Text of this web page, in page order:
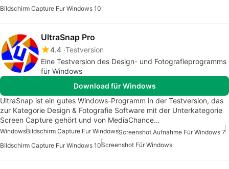
Bildschirm Capture Fur Windows 10
UltraSnap Pro
4.4 Testversion
Eine Testversion des Design- und Fotografieprogramms
für Windows
Download für Windows
UltraSnap ist ein gutes Windows-Programm in der Testversion, das
zur Kategorie Design & Fotografie Software mit der Unterkategorie
Screen Capture gehört und von MediaChance…
WindowsBildschirm Capture Fur WindowsScreenshot Aufnahme Für Windows 7
Bildschirm Capture Fur Windows 10Screenshot Für Windows